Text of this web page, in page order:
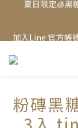
夏日限定🧊
粉磚黑